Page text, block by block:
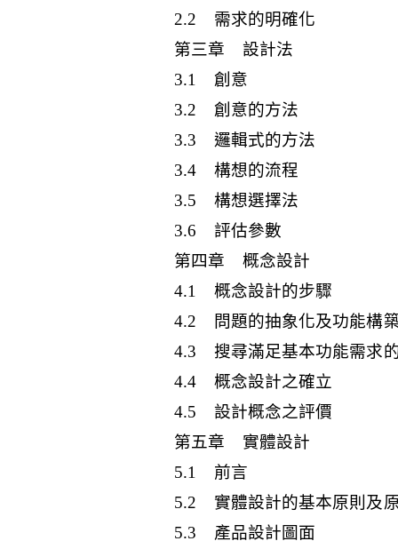
2.2 需求的明確化
第三章 設計法
3.1 創意
3.2 創意的方法
3.3 邏輯式的方法
3.4 構想的流程
3.5 構想選擇法
3.6 評估參數
第四章 概念設計
4.1 概念設計的步驟
4.2 問題的抽象化及功能構
4.3 搜尋滿足基本功能需求
4.4 概念設計之確立
4.5 設計概念之評價
第五章 實體設計
5.1 前言
5.2 實體設計的基本原則及
5.3 產品設計圖面